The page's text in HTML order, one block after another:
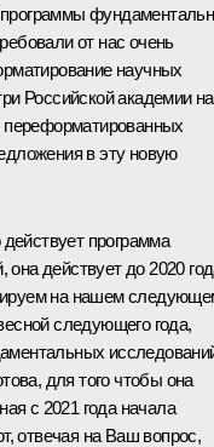
от нас очень
научных
Российской академии
переформатированных
в эту новую
программа
действует до 2020
на нашем
следующего года,
для того чтобы она
с 2021 года начала
отвечая на Ваш вопрос,